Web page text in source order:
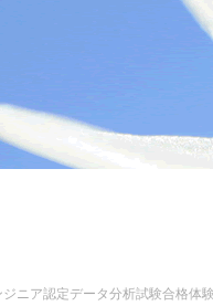
ニア認定データ分析試験合格体